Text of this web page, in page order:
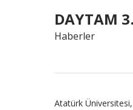
DAYTAM
Haberler
Atatürk